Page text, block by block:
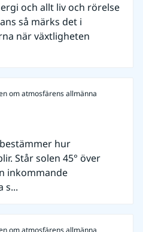
och allt liv och rörelse
så märks det i
när växtligheten
om atmosfärens allmänna
hur
Står solen 45° över
inkommande
s...